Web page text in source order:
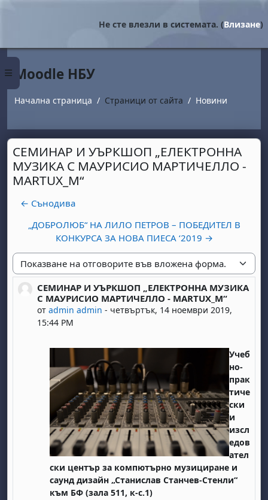
Страничен панел
Не сте влезли в системата. (Влизане)
Moodle НБУ
Начална страница Страници от сайта Новини
СЕМИНАР И УЪРКШОП „ЕЛЕКТРОННА
МУЗИКА С МАУРИСИО МАРТИЧЕЛЛО -
MARTUX_M“
← Сънодива
„ДОБРОЛЮБ“ НА ЛИЛО ПЕТРОВ – ПОБЕДИТЕЛ В
КОНКУРСА ЗА НОВА ПИЕСА ‘2019 →
Начин на показване
СЕМИНАР И УЪРКШОП „ЕЛЕКТРОННА МУЗИКА
С МАУРИСИО МАРТИЧЕЛЛО - MARTUX_M“
от admin admin - четвъртък, 14 ноември 2019,
15:44 PM
Number of replies: 0
Учеб
но-
прак
тиче
ски
и
изсл
едов
ател
ски център за компютърно музициране и
саунд дизайн „Станислав Станчев-Стенли“
към БФ (зала 511, к-с.1)